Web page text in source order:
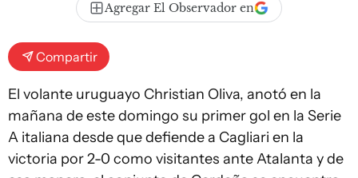
Agregar El Observador en
Compartir
El volante uruguayo Christian Oliva, anotó en la
mañana de este domingo su primer gol en la Serie
A italiana desde que defiende a Cagliari en la
victoria por 2-0 como visitantes ante Atalanta y de